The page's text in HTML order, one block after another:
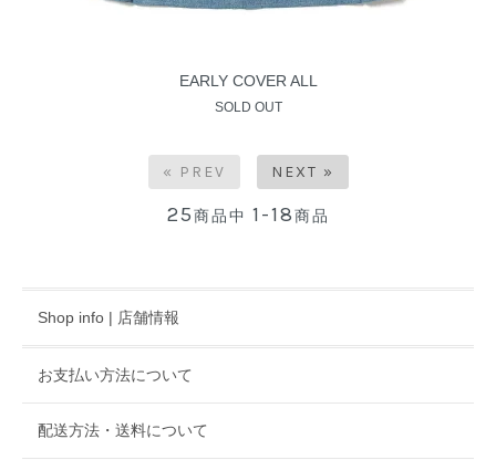
EARLY COVER ALL
SOLD OUT
« PREV NEXT »
25商品中 1-18商品
Shop info | 店舗情報
お支払い方法について
配送方法・送料について